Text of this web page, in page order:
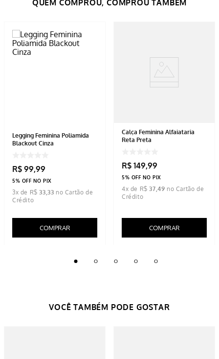
Legging Feminina Poliamida
Blackout Cinza
R$ 99,99
5% OFF NO PIX
3x de R$ 33,33
COMPRAR
Calça Feminina Alfaiataria
Reta Preta
R$ 149,99
5% OFF NO PIX
4x de R$ 37,49
COMPRAR